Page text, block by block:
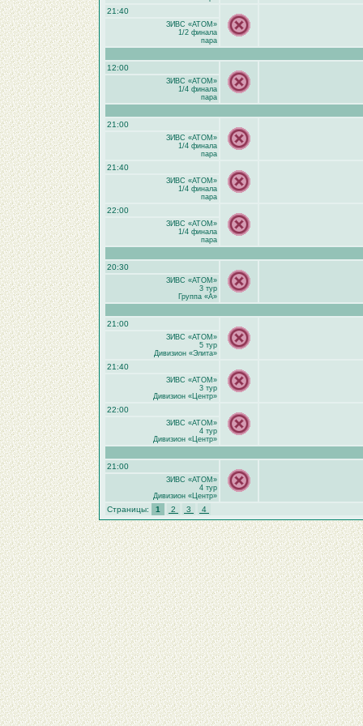
21:40
ЗИВС «АТОМ»
1/2 финала
пара
12:00
ЗИВС «АТОМ»
1/4 финала
пара
21:00
ЗИВС «АТОМ»
1/4 финала
пара
21:40
ЗИВС «АТОМ»
1/4 финала
пара
22:00
ЗИВС «АТОМ»
1/4 финала
пара
20:30
ЗИВС «АТОМ»
3 тур
Группа «A»
21:00
ЗИВС «АТОМ»
5 тур
Дивизион «Элита»
21:40
ЗИВС «АТОМ»
3 тур
Дивизион «Центр»
22:00
ЗИВС «АТОМ»
4 тур
Дивизион «Центр»
21:00
ЗИВС «АТОМ»
4 тур
Дивизион «Центр»
Страницы: 1 2 3 4